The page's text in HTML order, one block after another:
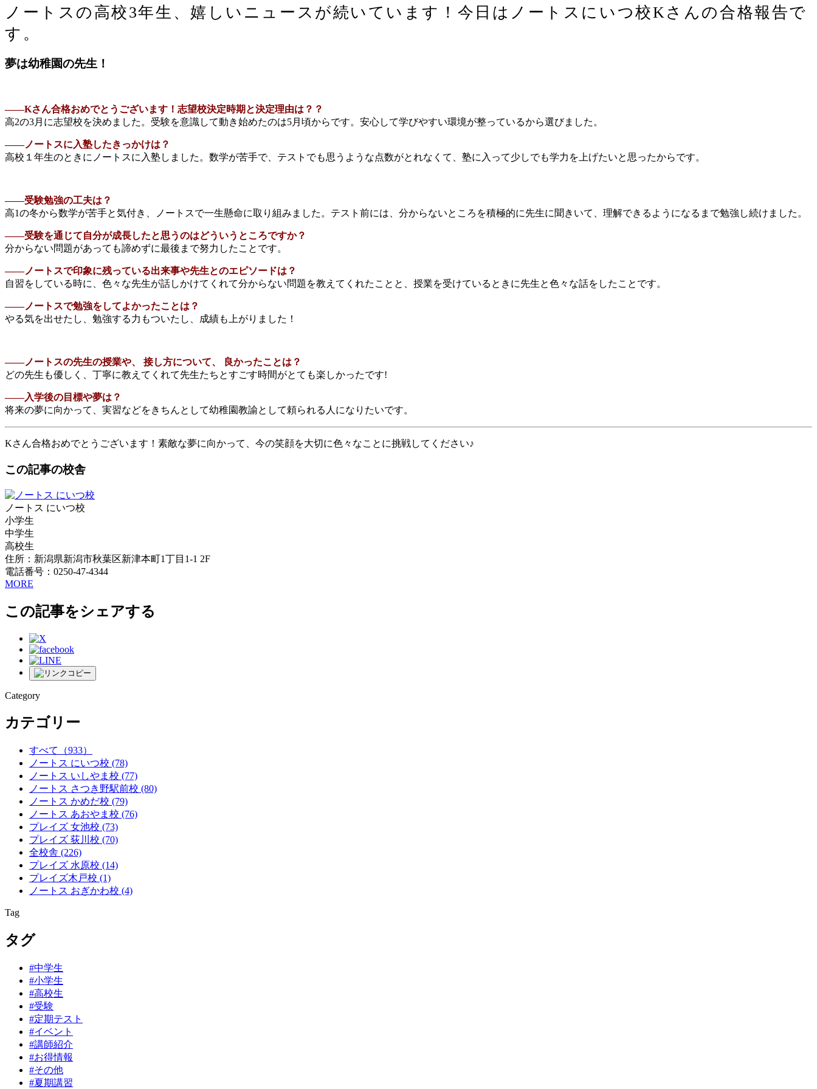
ノートスの高校3年生、嬉しいニュースが続いています！今日はノートスにいつ校Kさんの合格報告で
す。
夢は幼稚園の先生！
――Kさん合格おめでとうございます！志望校決定時期と決定理由は？？
高2の3月に志望校を決めました。受験を意識して動き始めたのは5月頃からです。安心して学びやすい環境が整っているから選びました。
――ノートスに入塾したきっかけは？
高校１年生のときにノートスに入塾しました。数学が苦手で、テストでも思うような点数がとれなくて、塾に入って少しでも学力を上げたいと思ったからです。
――受験勉強の工夫は？
高1の冬から数学が苦手と気付き、ノートスで一生懸命に取り組みました。テスト前には、分からないところを積極的に先生に聞きいて、理解できるようになるまで勉強し続けました。
――受験を通じて自分が成長したと思うのはどういうところですか？
分からない問題があっても諦めずに最後まで努力したことです。
――ノートスで印象に残っている出来事や先生とのエピソードは？
自習をしている時に、色々な先生が話しかけてくれて分からない問題を教えてくれたことと、授業を受けているときに先生と色々な話をしたことです。
――ノートスで勉強をしてよかったことは？
やる気を出せたし、勉強する力もついたし、成績も上がりました！
――ノートスの先生の授業や、 接し方について、 良かったことは？
どの先生も優しく、丁寧に教えてくれて先生たちとすごす時間がとても楽しかったです!
――入学後の目標や夢は？
将来の夢に向かって、実習などをきちんとして幼稚園教諭として頼られる人になりたいです。
Kさん合格おめでとうございます！素敵な夢に向かって、今の笑顔を大切に色々なことに挑戦してください♪
この記事の校舎
ノートス にいつ校
小学生
中学生
高校生
住所：新潟県新潟市秋葉区新津本町1丁目1-1 2F
電話番号：0250-47-4344
MORE
この記事をシェアする
Category
カテゴリー
すべて
（933）
ノートス にいつ校 (78)
ノートス いしやま校 (77)
ノートス さつき野駅前校 (80)
ノートス かめだ校 (79)
ノートス あおやま校 (76)
プレイズ 女池校 (73)
プレイズ 荻川校 (70)
全校舎 (226)
プレイズ 水原校 (14)
プレイズ木戸校 (1)
ノートス おぎかわ校 (4)
Tag
タグ
#中学生
#小学生
#高校生
#受験
#定期テスト
#イベント
#講師紹介
#お得情報
#その他
#夏期講習